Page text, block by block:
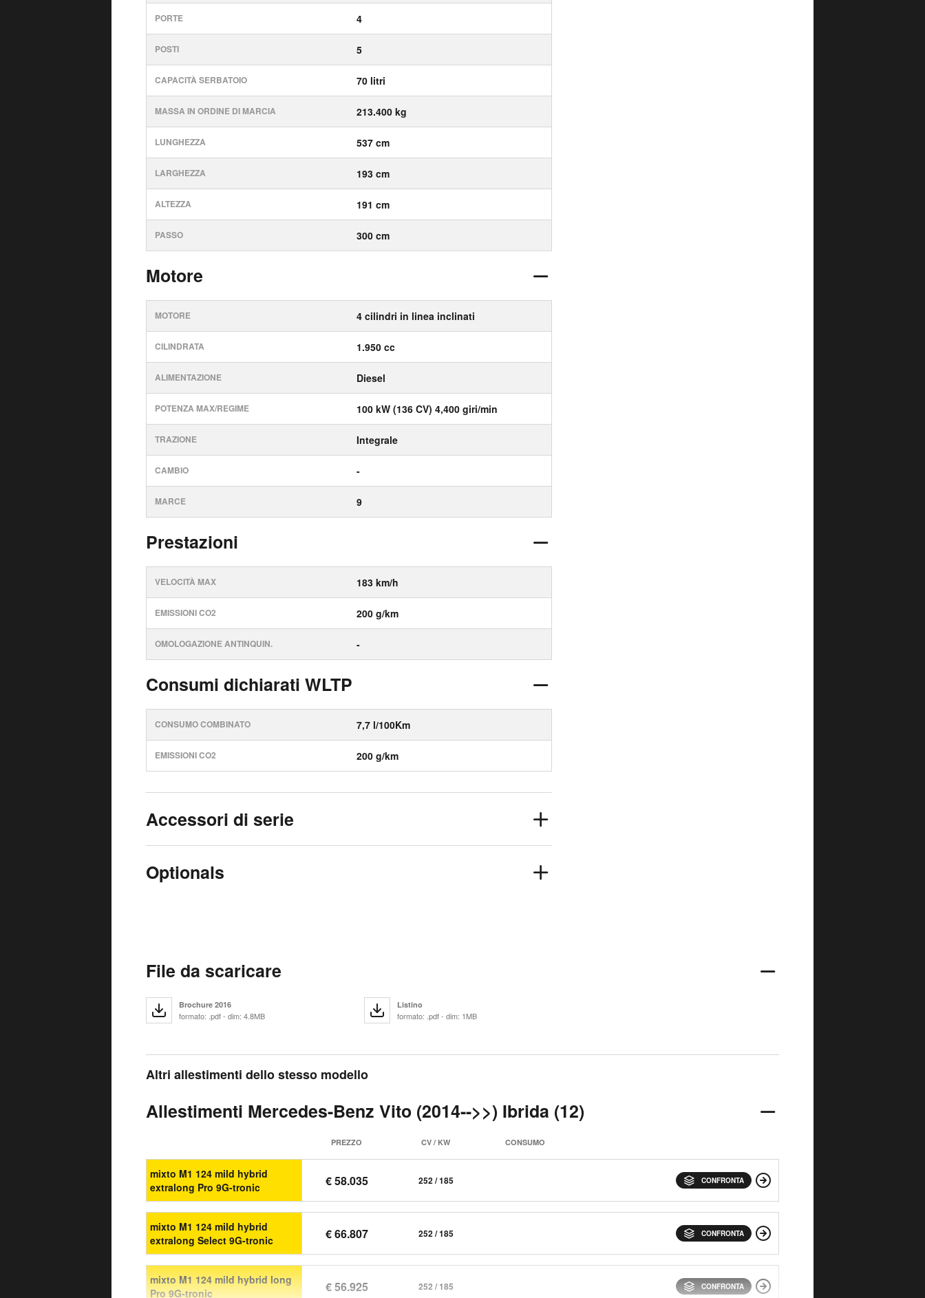
PORTE 4
POSTI 5
CAPACITÀ SERBATOIO 70 litri
MASSA IN ORDINE DI MARCIA 213.400 kg
LUNGHEZZA 537 cm
LARGHEZZA 193 cm
ALTEZZA 191 cm
PASSO 300 cm
Motore
MOTORE 4 cilindri in linea inclinati
CILINDRATA 1.950 cc
ALIMENTAZIONE Diesel
POTENZA MAX/REGIME 100 kW (136 CV) 4,400 giri/min
TRAZIONE Integrale
CAMBIO -
MARCE 9
Prestazioni
VELOCITÀ MAX 183 km/h
EMISSIONI CO2 200 g/km
OMOLOGAZIONE ANTINQUIN. -
Consumi dichiarati WLTP
CONSUMO COMBINATO 7,7 l/100Km
EMISSIONI CO2 200 g/km
Accessori di serie
Optionals
File da scaricare
Brochure 2016
formato: .pdf - dim: 4.8MB
Listino
formato: .pdf - dim: 1MB
Altri allestimenti dello stesso modello
Allestimenti Mercedes-Benz Vito (2014-->>) Ibrida (12)
PREZZO CV / KW CONSUMO
mixto M1 124 mild hybrid
extralong Pro 9G-tronic
€ 58.035 252 / 185 CONFRONTA
mixto M1 124 mild hybrid
extralong Select 9G-tronic
€ 66.807 252 / 185 CONFRONTA
mixto M1 124 mild hybrid long
Pro 9G-tronic
€ 56.925 252 / 185 CONFRONTA